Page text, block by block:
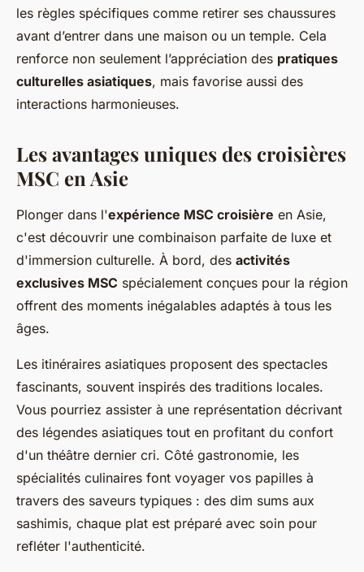
les règles spécifiques comme retirer ses chaussures
avant d’entrer dans une maison ou un temple. Cela
renforce non seulement l’appréciation des pratiques
culturelles asiatiques, mais favorise aussi des
interactions harmonieuses.
Les avantages uniques des croisières
MSC en Asie
Plonger dans l'expérience MSC croisière en Asie,
c'est découvrir une combinaison parfaite de luxe et
d'immersion culturelle. À bord, des activités
exclusives MSC spécialement conçues pour la région
offrent des moments inégalables adaptés à tous les
âges.
Les itinéraires asiatiques proposent des spectacles
fascinants, souvent inspirés des traditions locales.
Vous pourriez assister à une représentation décrivant
des légendes asiatiques tout en profitant du confort
d'un théâtre dernier cri. Côté gastronomie, les
spécialités culinaires font voyager vos papilles à
travers des saveurs typiques : des dim sums aux
sashimis, chaque plat est préparé avec soin pour
refléter l'authenticité.